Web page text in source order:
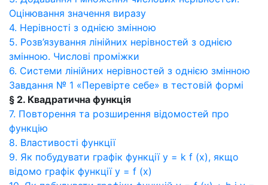
Оцінювання значення виразу
4. Нерівності з однією змінною
5. Розв’язування лінійних нерівностей з однією
змінною. Числові проміжки
6. Системи лінійних нерівностей з однією змінною
Завдання № 1 «Перевірте себе» в тестовій формі
§ 2. Квадратична функція
7. Повторення та розширення відомостей про
функцію
8. Властивості функції
9. Як побудувати графік функції y = k f (x), якщо
відомо графік функції y = f (x)